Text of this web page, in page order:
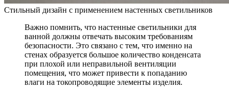
Стильный дизайн с применением настенных светильников
Важно помнить, что настенные светильники для
ванной должны отвечать высоким требованиям
безопасности. Это связано с тем, что именно на
стенах образуется большое количество конденсата
при плохой или неправильной вентиляции
помещения, что может привести к попаданию
влаги на токопроводящие элементы изделия.